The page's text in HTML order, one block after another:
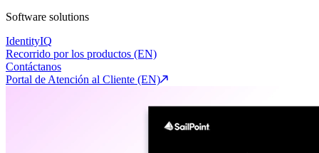
Software solutions
IdentityIQ
Recorrido por los productos (EN)
Contáctanos
Portal de Atención al Cliente (EN)